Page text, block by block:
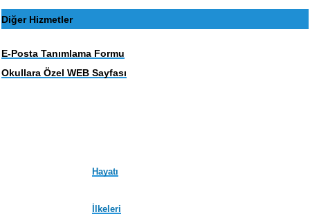
Diğer Hizmetler
E-Posta Tanımlama Formu
Okullara Özel WEB Sayfası
Hayatı
İlkeleri